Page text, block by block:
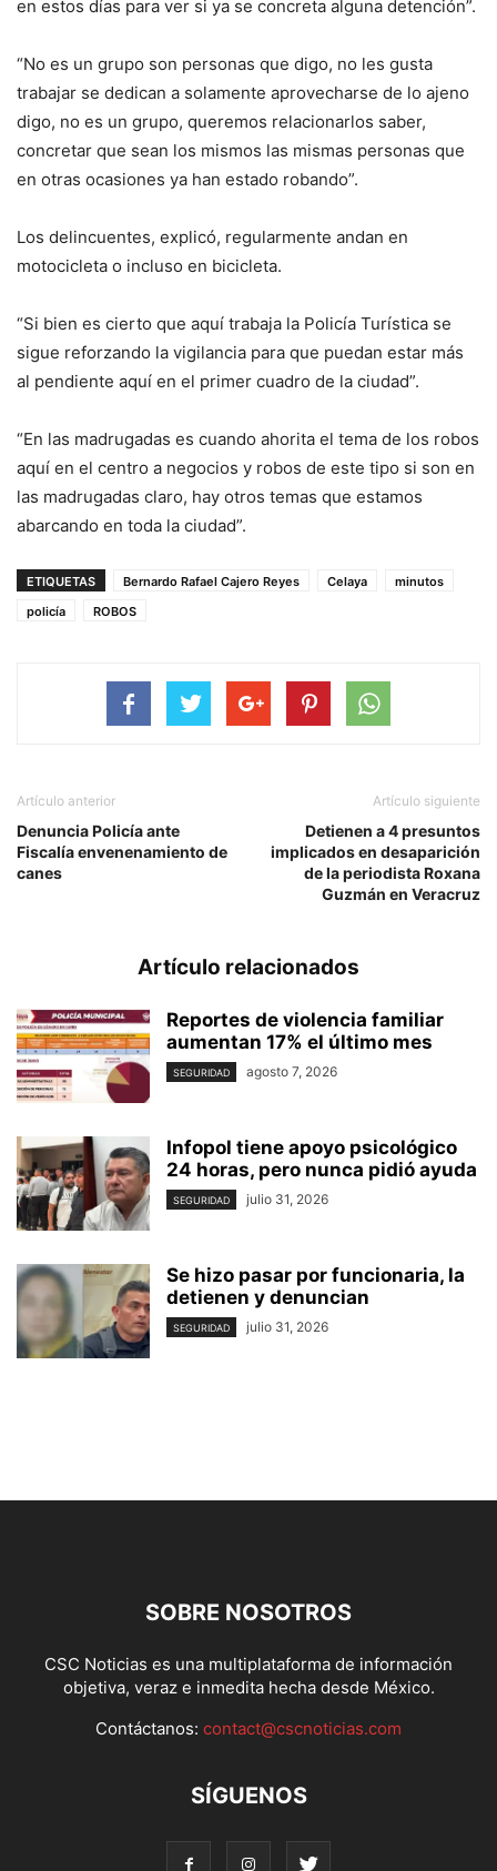
en estos días para ver si ya se concreta alguna detención”.
“No es un grupo son personas que digo, no les gusta
trabajar se dedican a solamente aprovecharse de lo ajeno
digo, no es un grupo, queremos relacionarlos saber,
concretar que sean los mismos las mismas personas que
en otras ocasiones ya han estado robando”.
Los delincuentes, explicó, regularmente andan en
motocicleta o incluso en bicicleta.
“Si bien es cierto que aquí trabaja la Policía Turística se
sigue reforzando la vigilancia para que puedan estar más
al pendiente aquí en el primer cuadro de la ciudad”.
“En las madrugadas es cuando ahorita el tema de los robos
aquí en el centro a negocios y robos de este tipo si son en
las madrugadas claro, hay otros temas que estamos
abarcando en toda la ciudad”.
ETIQUETAS Bernardo Rafael Cajero Reyes Celaya
minutos
policía
ROBOS
Artículo anterior
Denuncia Policía ante
Fiscalía envenenamiento de
canes
Artículo siguiente
Detienen a 4 presuntos
implicados en desaparición
de la periodista Roxana
Guzmán en Veracruz
Artículo relacionados
Reportes de violencia familiar
aumentan 17% el último mes
SEGURIDAD agosto 7, 2026
Infopol tiene apoyo psicológico
24 horas, pero nunca pidió ayuda
SEGURIDAD julio 31, 2026
Se hizo pasar por funcionaria, la
detienen y denuncian
SEGURIDAD julio 31, 2026
SOBRE NOSOTROS
CSC Noticias es una multiplataforma de información
objetiva, veraz e inmedita hecha desde México.
Contáctanos: contact@cscnoticias.com
SÍGUENOS